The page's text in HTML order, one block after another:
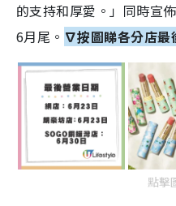
的支持和厚愛。」同時宣
6月尾。 ∇按圖睇各分店
點擊